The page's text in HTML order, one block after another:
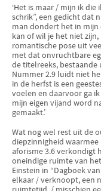
‘Het is maar / mijn ik die
schrik”, een gedicht dat
man dondert het in mijn
kan of wil je het niet
romantische pose uit
met dat onvruchtbare
de titelreeks,
Nummer 2.9 luidt niet
in de herfst is een
voelen en daarvoor ga
mijn eigen vijand word
gemaakt.’
Wat nog wel rest uit de
diepzinnigheid
aforisme 3.6 verkondigt
oneindige ruimte van
Einstein in “Dagboek
elkaar / verknoopt, een